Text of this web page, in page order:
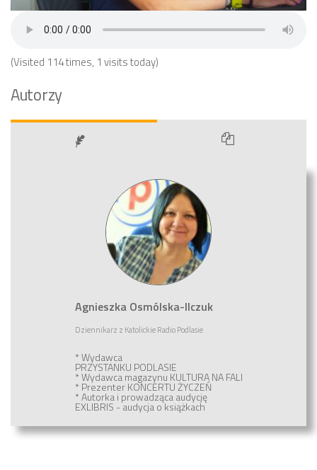
(Visited 114 times, 1 visits today)
Autorzy
Agnieszka Osmólska-Ilczuk
Dziennikarz z Katolickie Radio Podlasie
* Wydawca
PRZYSTANKU PODLASIE
* Wydawca magazynu KULTURA NA FALI
* PrezenterKONCERTU ŻYCZEŃ
* Autorka i prowadząca audycję
EXLIBRIS - audycja o książkach